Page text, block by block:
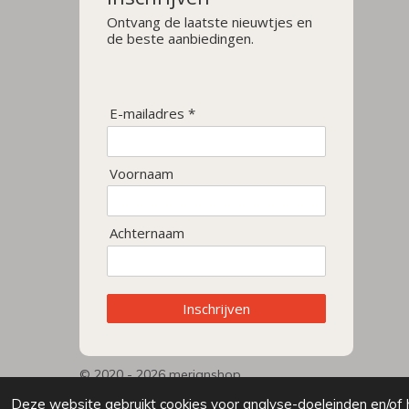
Deze website gebruikt cookies voor analyse-doeleinden en/
Ontvang de laatste nieuwtjes en
de beste aanbiedingen.
E-mailadres *
Voornaam
Achternaam
Inschrijven
© 2020 - 2026 merianshop